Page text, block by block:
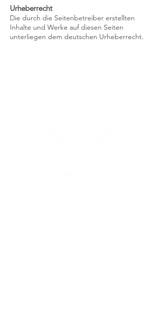
Urheberrecht
Die durch die Seitenbetreiber erstellten
Inhalte und Werke auf diesen Seiten
unterliegen dem deutschen Urheberrecht.